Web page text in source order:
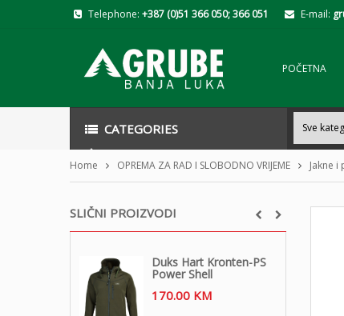
Telephone: +387 (0)51 366 050; 366 051 E-mail:
POČETNA
CATEGORIES
Home OPREMA ZA RAD I SLOBODNO VRIJEME Jakne i
SLIČNI PROIZVODI
Duks Hart Kronten-PS
Power Shell
170.00 KM